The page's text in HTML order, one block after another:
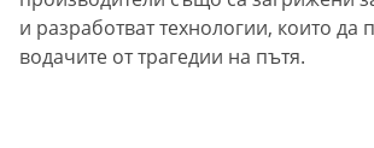
и разработват технологии, които да
водачите от трагедии на пътя.